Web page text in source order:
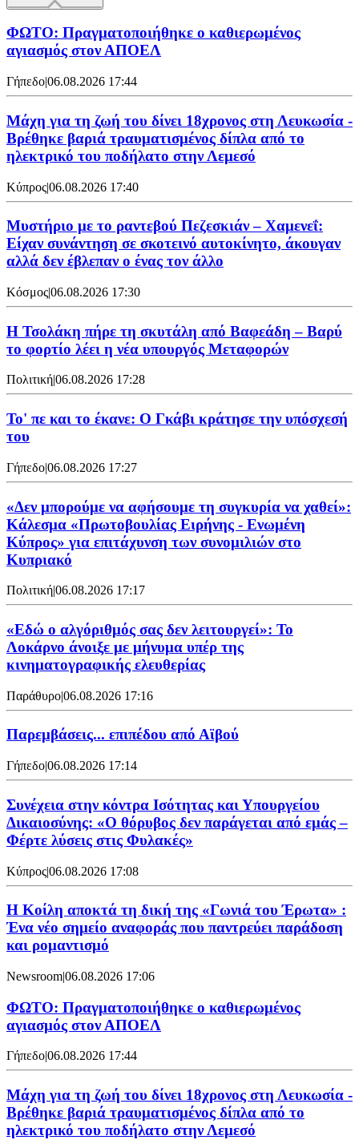
ΦΩΤΟ: Πραγματοποιήθηκε ο καθιερωμένος
αγιασμός στον ΑΠΟΕΛ
Γήπεδο|06.08.2026 17:44
Μάχη για τη ζωή του δίνει 18χρονος στη Λευκωσία -
Βρέθηκε βαριά τραυματισμένος δίπλα από το
ηλεκτρικό του ποδήλατο στην Λεμεσό
Κύπρος|06.08.2026 17:40
Μυστήριο με το ραντεβού Πεζεσκιάν – Χαμενεΐ:
Είχαν συνάντηση σε σκοτεινό αυτοκίνητο, άκουγαν
αλλά δεν έβλεπαν ο ένας τον άλλο
Κόσμος|06.08.2026 17:30
Η Τσολάκη πήρε τη σκυτάλη από Βαφεάδη – Βαρύ
το φορτίο λέει η νέα υπουργός Μεταφορών
Πολιτική|06.08.2026 17:28
Το' πε και το έκανε: Ο Γκάβι κράτησε την υπόσχεσή
του
Γήπεδο|06.08.2026 17:27
«Δεν μπορούμε να αφήσουμε τη συγκυρία να χαθεί»:
Κάλεσμα «Πρωτοβουλίας Ειρήνης - Ενωμένη
Κύπρος» για επιτάχυνση των συνομιλιών στο
Κυπριακό
Πολιτική|06.08.2026 17:17
«Εδώ ο αλγόριθμός σας δεν λειτουργεί»: Το
Λοκάρνο άνοιξε με μήνυμα υπέρ της
κινηματογραφικής ελευθερίας
Παράθυρο|06.08.2026 17:16
Παρεμβάσεις... επιπέδου από Αϊβού
Γήπεδο|06.08.2026 17:14
Συνέχεια στην κόντρα Ισότητας και Υπουργείου
Δικαιοσύνης: «Ο θόρυβος δεν παράγεται από εμάς –
Φέρτε λύσεις στις Φυλακές»
Κύπρος|06.08.2026 17:08
Η Κοίλη αποκτά τη δική της «Γωνιά του Έρωτα» :
Ένα νέο σημείο αναφοράς που παντρεύει παράδοση
και ρομαντισμό
Newsroom|06.08.2026 17:06
ΦΩΤΟ: Πραγματοποιήθηκε ο καθιερωμένος
αγιασμός στον ΑΠΟΕΛ
Γήπεδο|06.08.2026 17:44
Μάχη για τη ζωή του δίνει 18χρονος στη Λευκωσία -
Βρέθηκε βαριά τραυματισμένος δίπλα από το
ηλεκτρικό του ποδήλατο στην Λεμεσό